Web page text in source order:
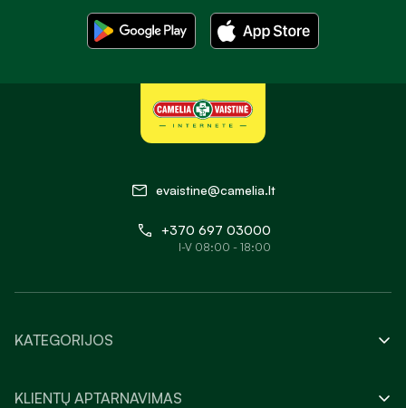
evaistine@camelia.lt
+370 697 03000
I-V 08:00 - 18:00
KATEGORIJOS
KLIENTŲ APTARNAVIMAS